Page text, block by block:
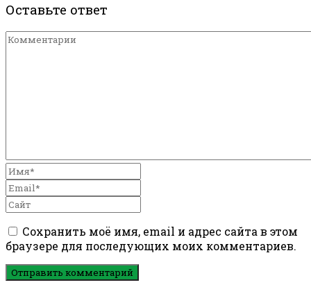
Оставьте ответ
Сохранить моё имя, email и адрес сайта в этом
браузере для последующих моих комментариев.
Отправить комментарий